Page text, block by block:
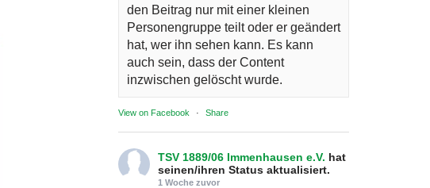
den Beitrag nur mit einer kleinen
Personengruppe teilt oder er geändert
hat, wer ihn sehen kann. Es kann
auch sein, dass der Content
inzwischen gelöscht wurde.
View on Facebook · Share
TSV 1889/06 Immenhausen e.V. hat
seinen/ihren Status aktualisiert.
1 Woche zuvor